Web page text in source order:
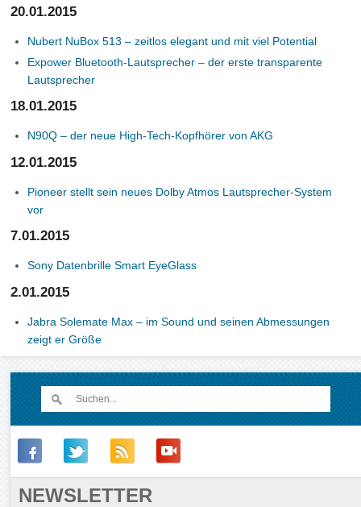
20.01.2015
Nubert NuBox 513 – zeitlos elegant und mit viel Potential
Expower Bluetooth-Lautsprecher – der erste transparente
Lautsprecher
18.01.2015
N90Q – der neue High-Tech-Kopfhörer von AKG
12.01.2015
Pioneer stellt sein neues Dolby Atmos Lautsprecher-System
vor
7.01.2015
Sony Datenbrille Smart EyeGlass
2.01.2015
Jabra Solemate Max – im Sound und seinen Abmessungen
zeigt er Größe
NEWSLETTER